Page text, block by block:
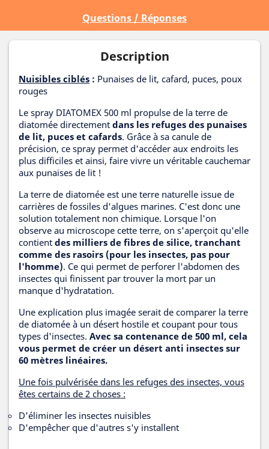
Questions / Réponses
Description
Nuisibles ciblés : Punaises de lit, cafard, puces, poux
rouges
Le spray DIATOMEX 500 ml propulse de la terre de
diatomée directement dans les refuges des punaises
de lit, puces et cafards. Grâce à sa canule de
précision, ce spray permet d'accéder aux endroits les
plus difficiles et ainsi, faire vivre un véritable cauchemar
aux punaises de lit !
La terre de diatomée est une terre naturelle issue de
carrières de fossiles d'algues marines. C'est donc une
solution totalement non chimique. Lorsque l'on
observe au microscope cette terre, on s'aperçoit qu'elle
contient des milliers de fibres de silice, tranchant
comme des rasoirs (pour les insectes, pas pour
l'homme). Ce qui permet de perforer l'abdomen des
insectes qui finissent par trouver la mort par un
manque d'hydratation.
Une explication plus imagée serait de comparer la terre
de diatomée à un désert hostile et coupant pour tous
types d'insectes. Avec sa contenance de 500 ml, cela
vous permet de créer un désert anti insectes sur
60 mètres linéaires.
Une fois pulvérisée dans les refuges des insectes, vous
êtes certains de 2 choses :
D'éliminer les insectes nuisibles
D'empêcher que d'autres s'y installent